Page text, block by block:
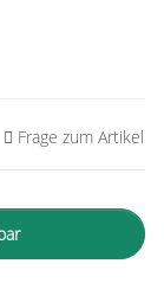
Frage zum Artikel